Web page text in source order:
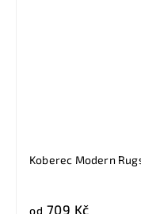
Koberec Modern
od 709 Kč